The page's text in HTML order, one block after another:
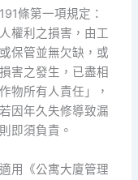
條第一項規定：
權利之損害，由工
保管並無欠缺，或
害之發生，已盡相
物所有人責任」，
因年久失修導致漏
即須負責。
用《公寓大廈管理